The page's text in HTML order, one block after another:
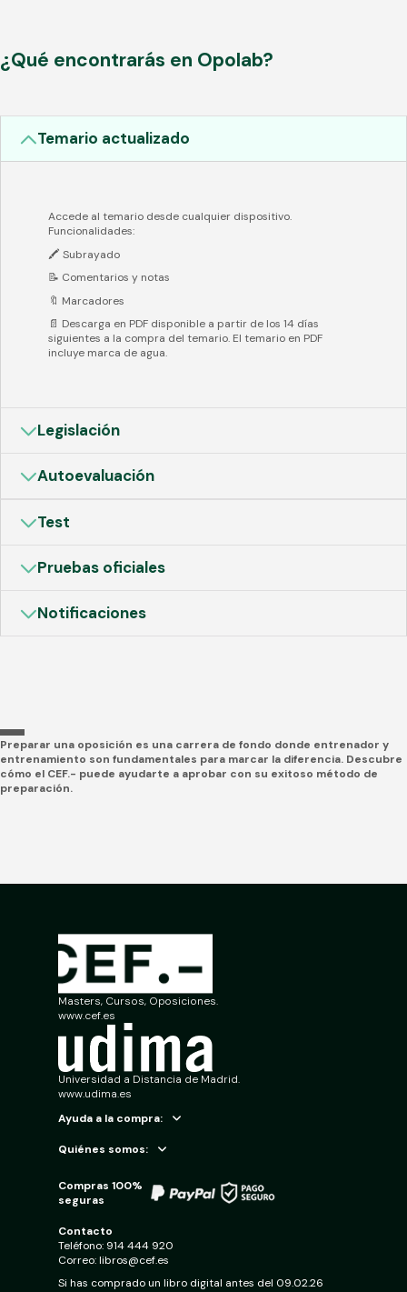
¿Qué encontrarás en Opolab?
Temario actualizado
Accede al temario desde cualquier dispositivo.
Funcionalidades:
🖍️ Subrayado
📝 Comentarios y notas
🔖 Marcadores
📄 Descarga en PDF disponible a partir de los 14 días
siguientes a la compra del temario. El temario en PDF
incluye marca de agua.
Legislación
Autoevaluación
Test
Pruebas oficiales
Notificaciones
Preparar una oposición es una carrera de fondo donde entrenador y
entrenamiento son fundamentales para marcar la diferencia. Descubre
cómo el CEF.- puede ayudarte a aprobar con su exitoso método de
preparación.
Masters, Cursos, Oposiciones.
www.cef.es
Universidad a Distancia de Madrid.
www.udima.es
Ayuda a la compra:
Quiénes somos:
Compras 100%
seguras
Contacto
Teléfono: 914 444 920
Correo:libros@cef.es
Si has comprado un libro digital antes del 09.02.26